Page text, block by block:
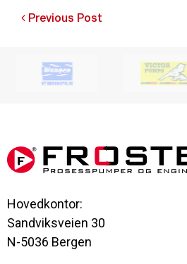
Post
Previous Post
Hovedkontor:
Sandviksveien 30
N-5036 Bergen